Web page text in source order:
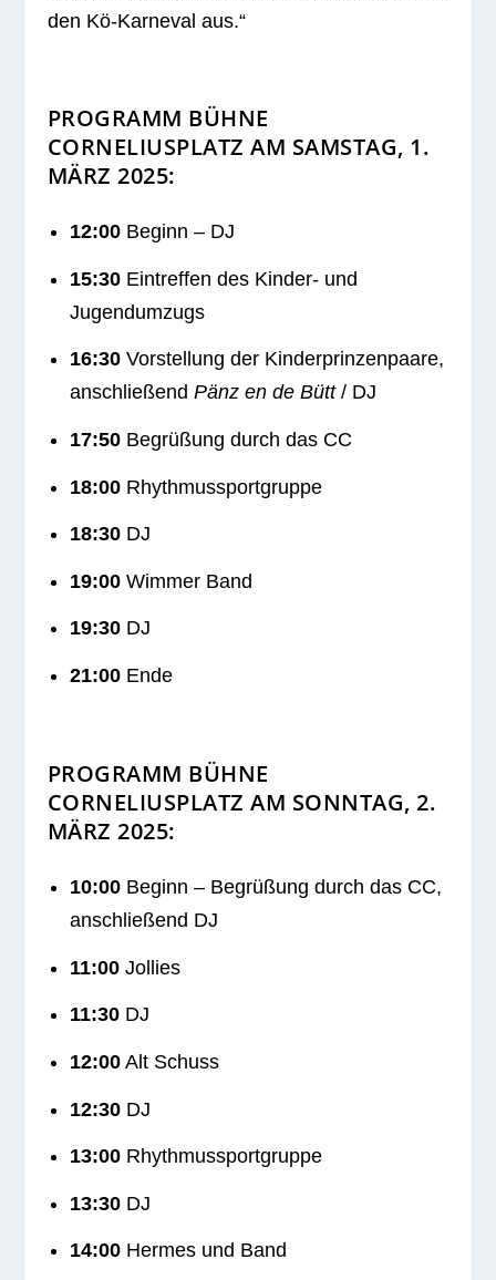
den Kö-Kar­ne­val aus.“
PROGRAMM BÜHNE
CORNELIUSPLATZ AM SAMSTAG, 1.
MÄRZ 2025:
12:00 Beginn – DJ
15:30 Ein­tref­fen des Kin­der- und
Jugendumzugs
16:30 Vor­stel­lung der Kin­der­prin­zen­paare,
anschlie­ßendPänz en de Bütt/ DJ
17:50 Begrü­ßung durch das CC
18:00 Rhythmussportgruppe
18:30 DJ
19:00 Wim­mer Band
19:30 DJ
21:00 Ende
PROGRAMM BÜHNE
CORNELIUSPLATZ AM SONNTAG, 2.
MÄRZ 2025:
10:00 Beginn – Begrü­ßung durch das CC,
anschlie­ßend DJ
11:00 Jollies
11:30 DJ
12:00 Alt Schuss
12:30 DJ
13:00 Rhythmussportgruppe
13:30 DJ
14:00 Her­mes und Band